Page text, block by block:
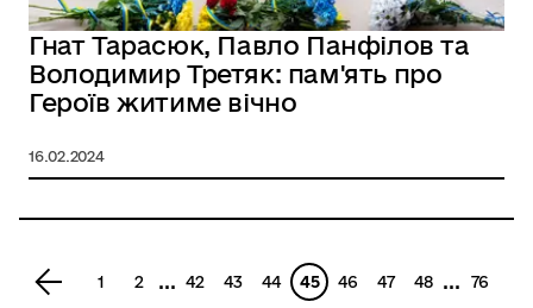
Гнат Тарасюк, Павло Панфілов та
Володимир Третяк: пам'ять про
Героїв житиме вічно
16.02.2024
1 2 ... 42 43 44 45 46 47 48 ... 76